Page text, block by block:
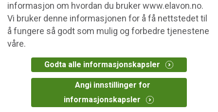
informasjon om hvordan du bruker www.elavon.no.
Vi bruker denne informasjonen for å få nettstedet til
å fungere så godt som mulig og forbedre tjenestene
våre.
Godta alle informasjonskapsler
Angi innstillinger for
informasjonskapsler
Choose your country or
region
Americas
Canada
Francais
| English